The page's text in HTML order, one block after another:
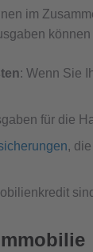
im
: Wenn Sie
für die
,